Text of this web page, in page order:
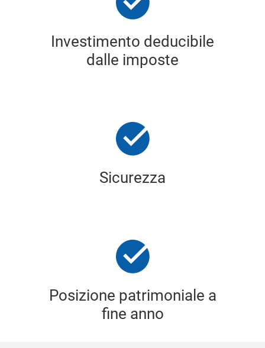
Investimento deducibile
dalle imposte
Sicurezza
Posizione patrimoniale a
fine anno